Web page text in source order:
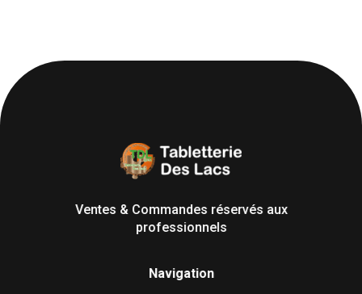
Ventes & Commandes réservés aux
professionnels
Navigation